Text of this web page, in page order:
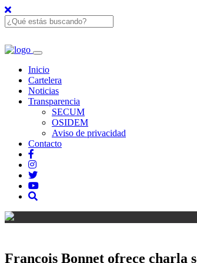
Inicio
Cartelera
Noticias
Transparencia
SECUM
OSIDEM
Aviso de privacidad
Contacto
Francois Bonnet ofrece charla